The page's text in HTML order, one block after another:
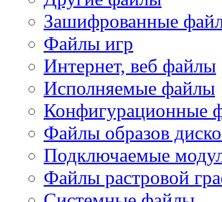
Зашифрованные
Файлы игр
Интернет, веб файлы
Исполняемые файлы
Конфигурационные
Файлы образов
Подключаемые
Файлы растровой